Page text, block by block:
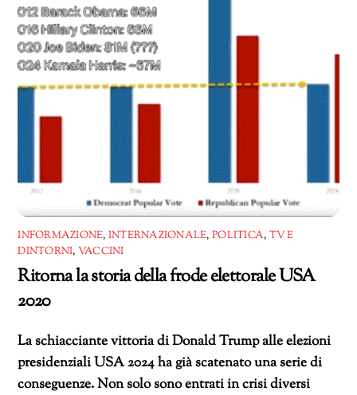
INFORMAZIONE, INTERNAZIONALE, POLITICA, TV E
DINTORNI, VACCINI
Ritorna la storia della frode elettorale USA
2020
La schiacciante vittoria di Donald Trump alle elezioni
presidenziali USA 2024 ha già scatenato una serie di
conseguenze. Non solo sono entrati in crisi diversi